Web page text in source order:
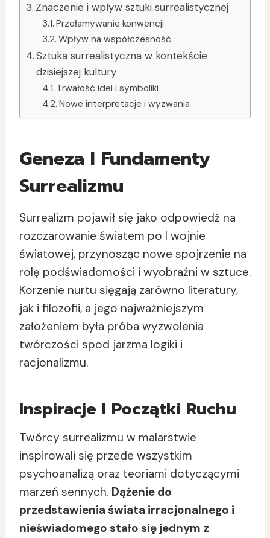
Znaczenie i wpływ sztuki surrealistycznej
Przełamywanie konwencji
Wpływ na współczesność
Sztuka surrealistyczna w kontekście
dzisiejszej kultury
Trwałość idei i symboliki
Nowe interpretacje i wyzwania
Geneza I Fundamenty
Surrealizmu
Surrealizm pojawił się jako odpowiedź na
rozczarowanie światem po I wojnie
światowej, przynosząc nowe spojrzenie na
rolę podświadomości i wyobraźni w sztuce.
Korzenie nurtu sięgają zarówno literatury,
jak i filozofii, a jego najważniejszym
założeniem była próba wyzwolenia
twórczości spod jarzma logiki i
racjonalizmu.
Inspiracje I Początki Ruchu
Twórcy surrealizmu w malarstwie
inspirowali się przede wszystkim
psychoanalizą oraz teoriami dotyczącymi
marzeń sennych. Dążenie do
przedstawienia świata irracjonalnego i
nieświadomego stało się jednym z